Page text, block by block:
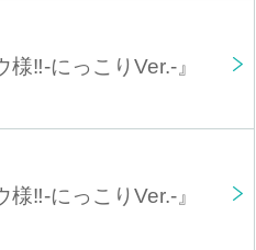
‼-にっこりVer.-』
‼-にっこりVer.-』